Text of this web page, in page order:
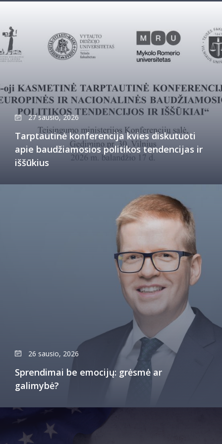
27 sausio, 2026
Tarptautinė konferencija kvies diskutuoti
apie baudžiamosios politikos tendencijas ir
iššūkius
26 sausio, 2026
Sprendimai be emocijų: grėsmė ar
galimybė?